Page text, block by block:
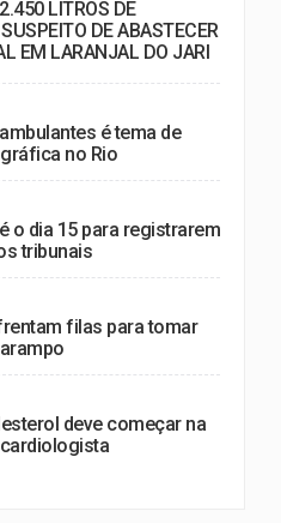
LITROS DE
DE ABASTECER
EM LARANJAL DO JARI
é tema de
no Rio
o dia 15 para registrarem
tribunais
filas para tomar
deve começar na